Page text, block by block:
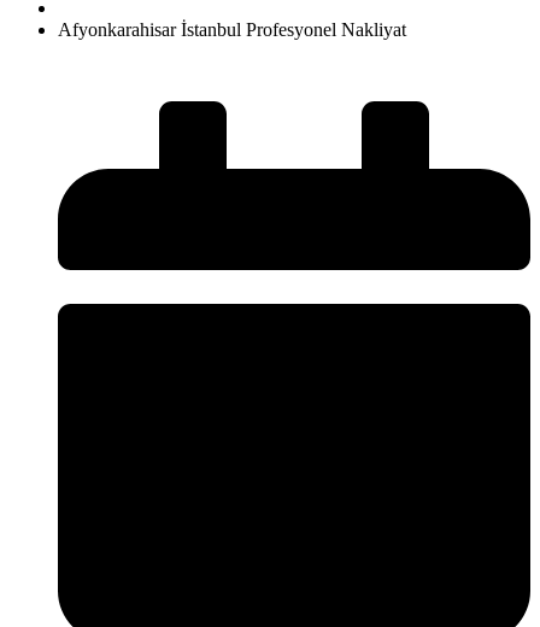
Afyonkarahisar İstanbul Profesyonel Nakliyat